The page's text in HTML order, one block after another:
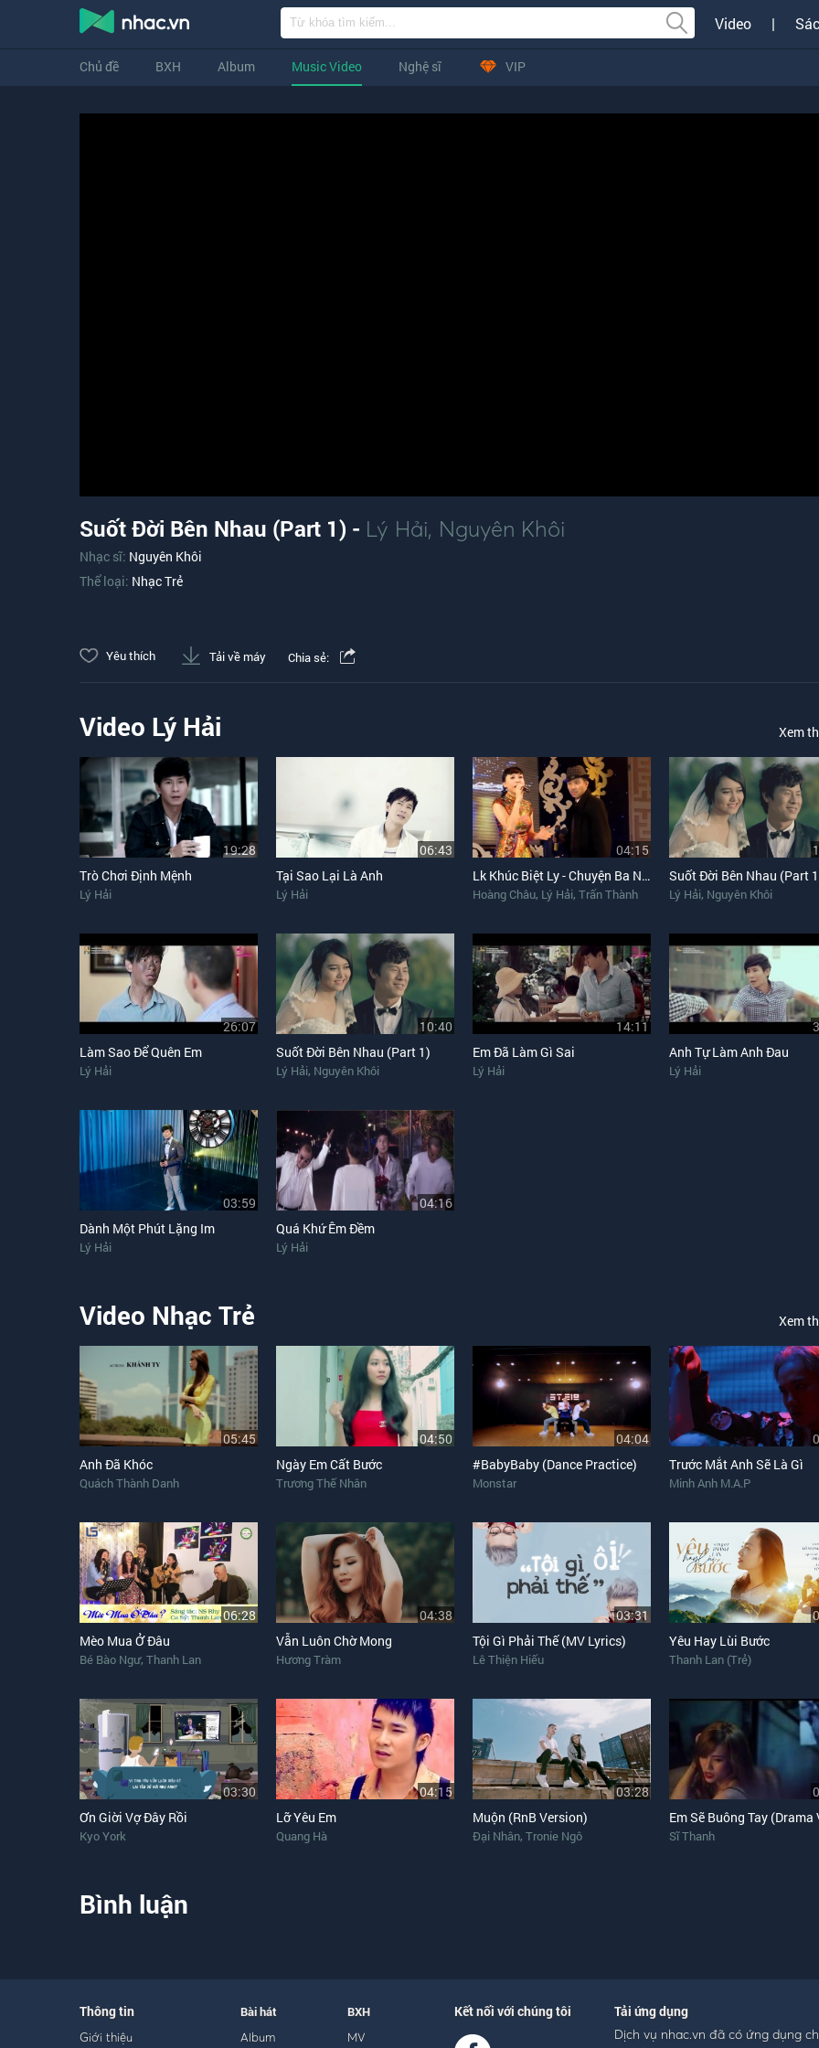
Video |
Chủ đề BXH Album Music Video Nghệ sĩ VIP
Suốt Đời Bên Nhau (Part 1) - Lý Hải, Nguyên Khôi
Nhạc sĩ: Nguyên Khôi
Thể loại: Nhạc Trẻ
Yêu thích Tải về máy Chia sẻ:
Video Lý Hải Xem
19:28
Trò Chơi Định Mệnh
Lý Hải
06:43
Tại Sao Lại Là Anh
Lý Hải
04:15
Lk Khúc Biệt Ly - Chuyện Ba Người
Hoàng Châu, Lý Hải, Trấn Thành
Suốt Đời Bên Nhau (Part
Lý Hải, Nguyên Khôi
26:07
Làm Sao Để Quên Em
Lý Hải
10:40
Suốt Đời Bên Nhau (Part 1)
Lý Hải, Nguyên Khôi
14:11
Em Đã Làm Gì Sai
Lý Hải
Anh Tự Làm Anh Đau
Lý Hải
03:59
Dành Một Phút Lặng Im
Lý Hải
04:16
Quá Khứ Êm Đềm
Lý Hải
Video Nhạc Trẻ Xem
05:45
Anh Đã Khóc
Quách Thành Danh
04:50
Ngày Em Cất Bước
Trương Thế Nhân
04:04
#BabyBaby (Dance Practice)
Monstar
Trước Mắt Anh Sẽ Là Gì
Minh Anh M.A.P
06:28
Mèo Mua Ở Đâu
Bé Bào Ngư, Thanh Lan
04:38
Vẫn Luôn Chờ Mong
Hương Tràm
03:31
Tội Gì Phải Thế (MV Lyrics)
Lê Thiện Hiếu
Yêu Hay Lùi Bước
Thanh Lan (Trẻ)
03:30
Ơn Giời Vợ Đây Rồi
Kyo York
04:15
Lỡ Yêu Em
Quang Hà
03:28
Muộn (RnB Version)
Đại Nhân, Tronie Ngô Sĩ Thanh
Bình luận
Thông tin
Giới thiệu
Bài hát
Album
BXH
MV
Kết nối với chúng tôi Tải ứng dụng
Dịch vụ nhac.vn đã có ứng dụng